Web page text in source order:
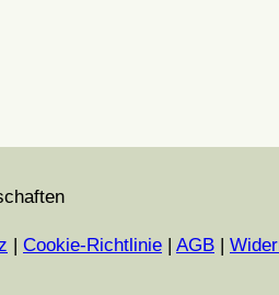
| Cookie-Richtlinie | AGB |